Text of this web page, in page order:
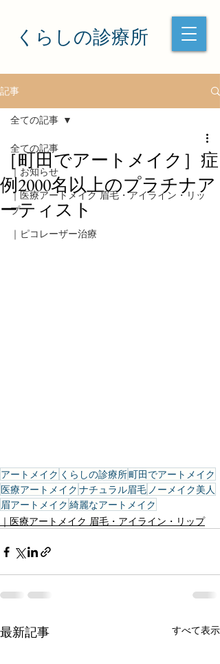
くらしの診療所
記事
全ての記事
｜お知らせ
｜医療アートメイク 眉毛・アイライン・リッ
プ
｜ピコレーザー治療
全ての記事
［町田でアートメイク］症
例2000名以上のプラチナア
ーティスト
アートメイク くらしの診療所町田でアートメイク
医療アートメイク ナチュラル眉毛 ノーメイク美人
眉アートメイク 綺麗なアートメイク
｜医療アートメイク 眉毛・アイライン・リップ
最新記事 すべて表示